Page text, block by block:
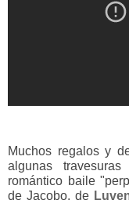
Muchos regalos y
algunas
romántico baile
de Jacobo, de